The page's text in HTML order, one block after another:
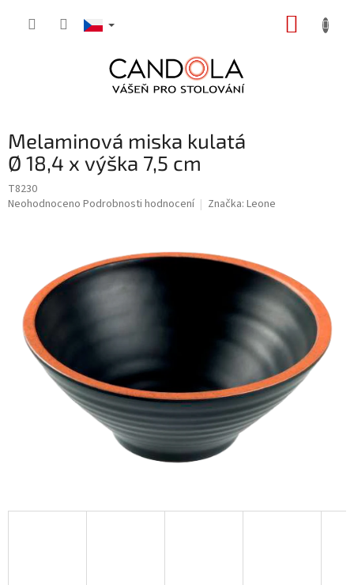
Melaminová miska kulatá
Ø 18,4 x výška 7,5 cm
T8230
Průměrné
hvězdiček.
Neohodnoceno Podrobnosti hodnocení Značka: Leone